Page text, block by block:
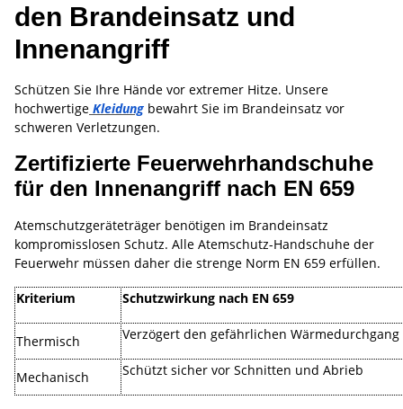
den Brandeinsatz und
Innenangriff
Schützen Sie Ihre Hände vor extremer Hitze. Unsere
hochwertige Kleidung bewahrt Sie im Brandeinsatz vor
schweren Verletzungen.
Zertifizierte Feuerwehrhandschuhe
für den Innenangriff nach EN 659
Atemschutzgeräteträger benötigen im Brandeinsatz
kompromisslosen Schutz. Alle Atemschutz-Handschuhe der
Feuerwehr müssen daher die strenge Norm EN 659 erfüllen.
Kriterium Schutzwirkung nach EN 659
Thermisch Verzögert den gefährlichen Wärmedurchgang
Mechanisch Schützt sicher vor Schnitten und Abrieb